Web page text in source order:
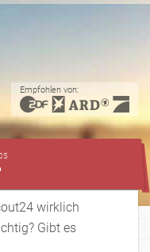
Empfohlen von:
wirklich
Gibt es